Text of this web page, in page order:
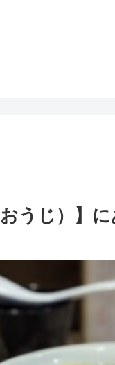
うじ）】